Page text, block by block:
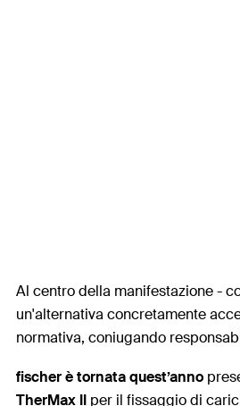
Al centro della manifestazione -
un'alternativa concretamente
normativa, coniugando
fischerè tornata quest’anno
TherMax II per il fissaggio di